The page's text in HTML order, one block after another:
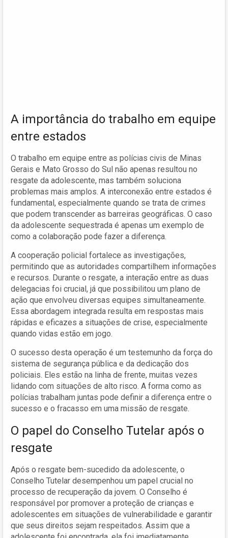
A importância do trabalho em equipe
entre estados
O trabalho em equipe entre as polícias civis de Minas
Gerais e Mato Grosso do Sul não apenas resultou no
resgate da adolescente, mas também soluciona
problemas mais amplos. A interconexão entre estados é
fundamental, especialmente quando se trata de crimes
que podem transcender as barreiras geográficas. O caso
da adolescente sequestrada é apenas um exemplo de
como a colaboração pode fazer a diferença.
A cooperação policial fortalece as investigações,
permitindo que as autoridades compartilhem informações
e recursos. Durante o resgate, a interação entre as duas
delegacias foi crucial, já que possibilitou um plano de
ação que envolveu diversas equipes simultaneamente.
Essa abordagem integrada resulta em respostas mais
rápidas e eficazes a situações de crise, especialmente
quando vidas estão em jogo.
O sucesso desta operação é um testemunho da força do
sistema de segurança pública e da dedicação dos
policiais. Eles estão na linha de frente, muitas vezes
lidando com situações de alto risco. A forma como as
polícias trabalham juntas pode definir a diferença entre o
sucesso e o fracasso em uma missão de resgate.
O papel do Conselho Tutelar após o
resgate
Após o resgate bem-sucedido da adolescente, o
Conselho Tutelar desempenhou um papel crucial no
processo de recuperação da jovem. O Conselho é
responsável por promover a proteção de crianças e
adolescentes em situações de vulnerabilidade e garantir
que seus direitos sejam respeitados. Assim que a